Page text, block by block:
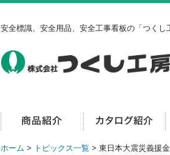
安全標識、安全用品、安全工事看板の「つくし
ホーム > トピックス一覧 > 東日本大震災義援金